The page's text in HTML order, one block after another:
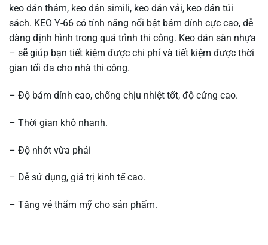
keo dán thảm, keo dán simili, keo dán vải, keo dán túi
sách. KEO Y-66 có tính năng nổi bật bám dính cực cao, dễ
dàng định hình trong quá trình thi công. Keo dán sàn nhựa
– sẽ giúp bạn tiết kiệm được chi phí và tiết kiệm được thời
gian tối đa cho nhà thi công.
– Độ bám dính cao, chống chịu nhiệt tốt, độ cứng cao.
– Thời gian khô nhanh.
– Độ nhớt vừa phải
– Dễ sử dụng, giá trị kinh tế cao.
– Tăng vẻ thẩm mỹ cho sản phẩm.